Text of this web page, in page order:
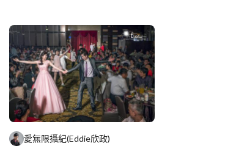
愛無限攝紀(Eddie欣政)